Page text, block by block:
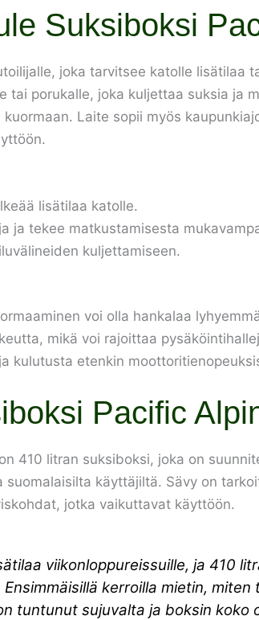
Suksiboksi
joka tarvitsee katolle
tai porukalle, joka kuljettaa suksia ja
Laite sopii myös
lisätilaa katolle.
ja tekee matkustamisesta
kuljettamiseen.
voi olla hankalaa
mikä voi rajoittaa
kulutusta etenkin
Pacific
410 litran suksiboksi, joka on
suomalaisilta käyttäjiltä. Sävy on
jotka vaikuttavat käyttöön.
viikonloppureissuille, ja 410
Ensimmäisillä kerroilla mietin,
tuntunut sujuvalta ja boksin koko